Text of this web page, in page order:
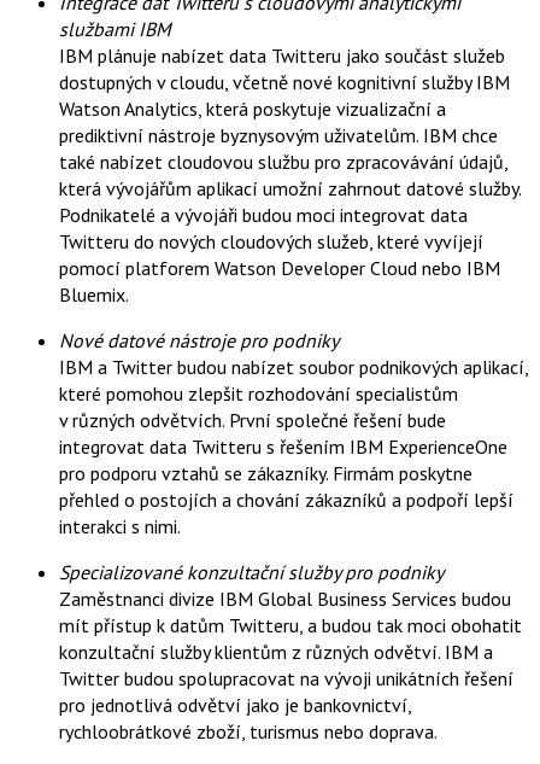
b
o
službami IBM
IBM plánuje nabízet data Twitteru jako součást služeb
dostupných v cloudu, včetně nové kognitivní služby IBM
Watson Analytics, která poskytuje vizualizační a
prediktivní nástroje byznysovým uživatelům. IBM chce
také nabízet cloudovou službu pro zpracovávání údajů,
která vývojářům aplikací umožní zahrnout datové služby.
Podnikatelé a vývojáři budou moci integrovat data
Twitteru do nových cloudových služeb, které vyvíjejí
pomocí platforem Watson Developer Cloud nebo IBM
Bluemix.
Nové datové nástroje pro podniky
IBM a Twitter budou nabízet soubor podnikových aplikací,
které pomohou zlepšit rozhodování specialistům
v různých odvětvích. První společné řešení bude
integrovat data Twitteru s řešením IBM ExperienceOne
pro podporu vztahů se zákazníky. Firmám poskytne
přehled o postojích a chování zákazníků a podpoří lepší
interakci s nimi.
Specializované konzultační služby pro podniky
Zaměstnanci divize IBM Global Business Services budou
mít přístup k datům Twitteru, a budou tak moci obohatit
konzultační služby klientům z různých odvětví. IBM a
Twitter budou spolupracovat na vývoji unikátních řešení
pro jednotlivá odvětví jako je bankovnictví,
rychloobrátkové zboží, turismus nebo doprava.